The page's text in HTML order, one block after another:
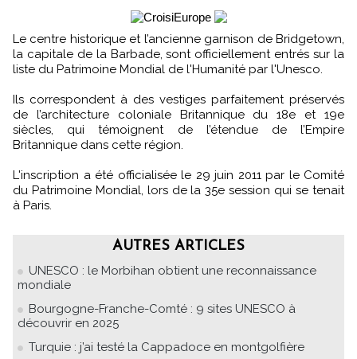
Le centre historique et l’ancienne garnison de Bridgetown,
la capitale de la Barbade, sont officiellement entrés sur la
liste du Patrimoine Mondial de l'Humanité par l'Unesco.
Ils correspondent à des vestiges parfaitement préservés
de l’architecture coloniale Britannique du 18e et 19e
siècles, qui témoignent de l’étendue de l’Empire
Britannique dans cette région.
L'inscription a été officialisée le 29 juin 2011 par le Comité
du Patrimoine Mondial, lors de la 35e session qui se tenait
à Paris.
AUTRES ARTICLES
UNESCO : le Morbihan obtient une reconnaissance
mondiale
Bourgogne-Franche-Comté : 9 sites UNESCO à
découvrir en 2025
Turquie : j’ai testé la Cappadoce en montgolfière